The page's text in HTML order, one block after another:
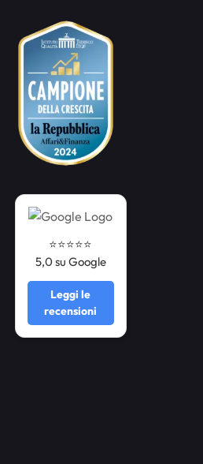
⭐️⭐️⭐️⭐️⭐️
5,0 su Google
Leggi le
recensioni